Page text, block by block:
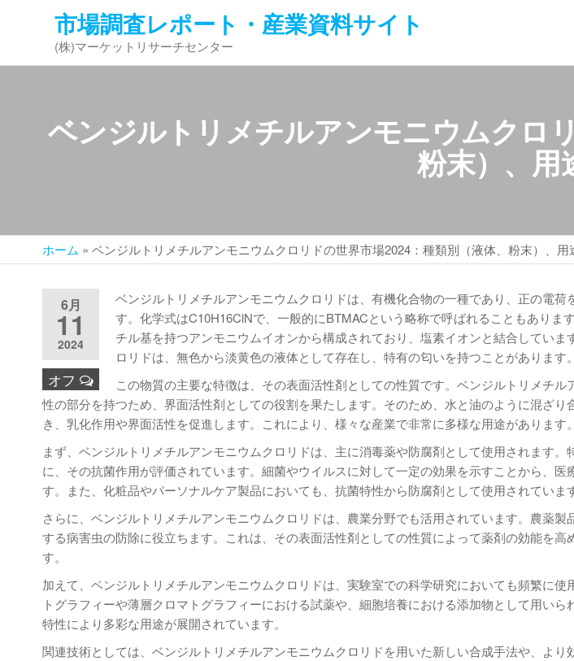
ン
市場調査レポート・産業資料サイト
(株)マーケットリサーチセンター
ベンジルトリメチルアンモニウムクロ
粉末）、用
ホーム » ベンジルトリメチルアンモニウムクロリドの世界市場2024：種類別（液体、粉末）、用
6月
11
2024
オフ
ベンジルトリメチルアンモニウムクロリドは、有機化合物の一種であり、正の電荷
す。化学式はC10H16ClNで、一般的にBTMACという略称で呼ばれることもありま
チル基を持つアンモニウムイオンから構成されており、塩素イオンと結合していま
ロリドは、無色から淡黄色の液体として存在し、特有の匂いを持つことがあります。
この物質の主要な特徴は、その表面活性剤としての性質です。ベンジルトリメチ
性の部分を持つため、界面活性剤としての役割を果たします。そのため、水と油のように混ざ
き、乳化作用や界面活性を促進します。これにより、様々な産業で非常に多様な用途があります。
まず、ベンジルトリメチルアンモニウムクロリドは、主に消毒薬や防腐剤として使用されます
に、その抗菌作用が評価されています。細菌やウイルスに対して一定の効果を示すことから、医
す。また、化粧品やパーソナルケア製品においても、抗菌特性から防腐剤として使用されています
さらに、ベンジルトリメチルアンモニウムクロリドは、農業分野でも活用されています。農薬
する病害虫の防除に役立ちます。これは、その表面活性剤としての性質によって薬剤の効能を
す。
加えて、ベンジルトリメチルアンモニウムクロリドは、実験室での科学研究においても頻繁に
トグラフィーや薄層クロマトグラフィーにおける試薬や、細胞培養における添加物として用い
特性により多彩な用途が展開されています。
関連技術としては、ベンジルトリメチルアンモニウムクロリドを用いた新しい合成手法や、より